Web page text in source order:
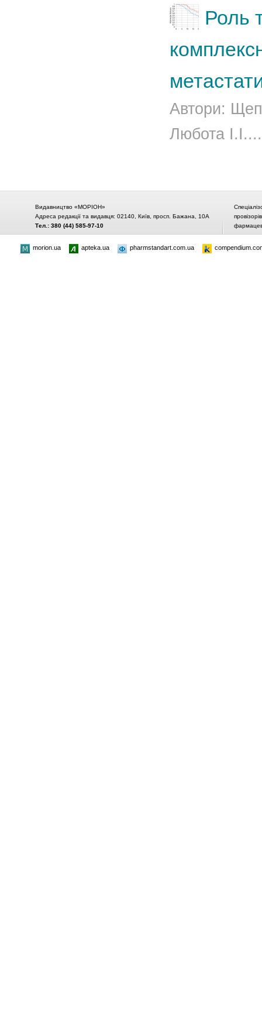
Роль
Автори:
Любота
Видавництво «МОРІОН»
Адреса редакції та видавця: 02140, Київ, просп. Бажана, 10А
Тел.: 380 (44) 585-97-10
morion.ua apteka.ua pharmstandart.com.ua